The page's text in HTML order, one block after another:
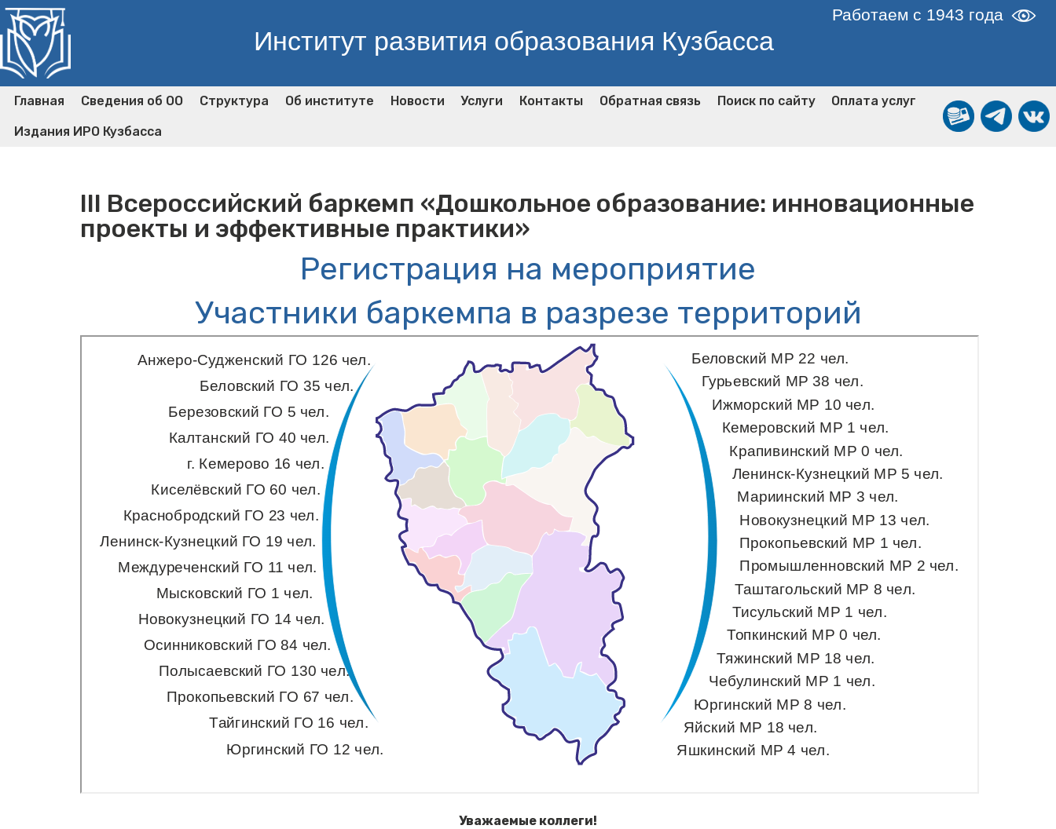
Работаем с 1943 года
Институт развития образования Кузбасса
Главная Сведения об ОО Структура Об институте Новости Услуги Контакты Обратная связь Поиск по сайту Оплата услуг
Издания ИРО Кузбасса
III Всероссийский баркемп «Дошкольное образование: инновационные
проекты и эффективные практики»
Регистрация на мероприятие
Участники баркемпа в разрезе территорий
Уважаемые коллеги!